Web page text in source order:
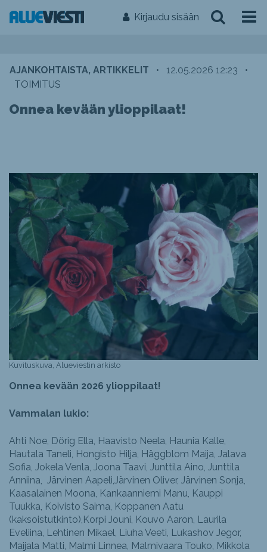
Kirjaudu sisään
AJANKOHTAISTA, ARTIKKELIT • 12.05.2026 12:23
•
TOIMITUS
Onnea kevään ylioppilaat!
Kuvituskuva, Alueviestin arkisto
Onnea kevään 2026 ylioppilaat!
Vammalan lukio:
Ahti Noe, Dörig Ella, Haavisto Neela, Haunia Kalle,
Hautala Taneli, Hongisto Hilja, Häggblom Maija, Jalava
Sofia, Jokela Venla, Joona Taavi, Junttila Aino, Junttila
Anniina, Järvinen Aapeli,Järvinen Oliver, Järvinen Sonja,
Kaasalainen Moona, Kankaanniemi Manu, Kauppi
Tuukka, Koivisto Saima, Koppanen Aatu
(kaksoistutkinto),Korpi Jouni, Kouvo Aaron, Laurila
Eveliina, Lehtinen Mikael, Liuha Veeti, Lukashov Jegor,
Maijala Matti, Malmi Linnea, Malmivaara Touko, Mikkola